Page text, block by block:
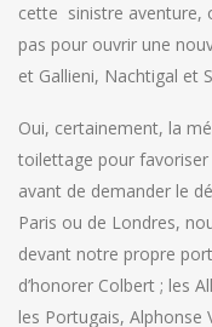
cette sinistre aventure,
pas pour ouvrir une
et Gallieni, Nachtigal et
Oui, certainement, la
toilettage pour favoriser
avant de demander le
Paris ou de Londres,
devant notre propre
d’honorer Colbert ; les
les Portugais, Alphonse